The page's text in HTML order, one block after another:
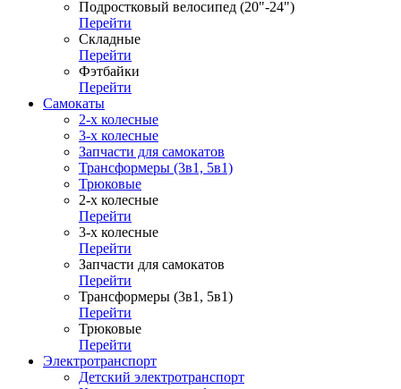
Подростковый велосипед (20"-24")
Перейти
Складные
Перейти
Фэтбайки
Перейти
Самокаты
2-х колесные
3-х колесные
Запчасти для самокатов
Трансформеры (3в1, 5в1)
Трюковые
2-х колесные
Перейти
3-х колесные
Перейти
Запчасти для самокатов
Перейти
Трансформеры (3в1, 5в1)
Перейти
Трюковые
Перейти
Электротранспорт
Детский электротранспорт